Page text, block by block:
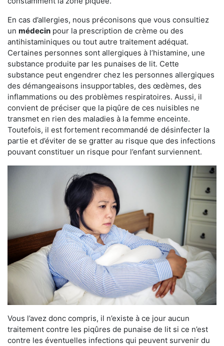
En cas d’allergies, nous préconisons que vous consultiez
un médecin pour la prescription de crème ou des
antihistaminiques ou tout autre traitement adéquat.
Certaines personnes sont allergiques à l’histamine, une
substance produite par les punaises de lit. Cette
substance peut engendrer chez les personnes allergiques
des démangeaisons insupportables, des œdèmes, des
inflammations ou des problèmes respiratoires. Aussi, il
convient de préciser que la piqûre de ces nuisibles ne
transmet en rien des maladies à la femme enceinte.
Toutefois, il est fortement recommandé de désinfecter la
partie et d’éviter de se gratter au risque que des infections
pouvant constituer un risque pour l’enfant surviennent.
Vous l’avez donc compris, il n’existe à ce jour aucun
traitement contre les piqûres de punaise de lit si ce n’est
contre les éventuelles infections qui peuvent survenir du